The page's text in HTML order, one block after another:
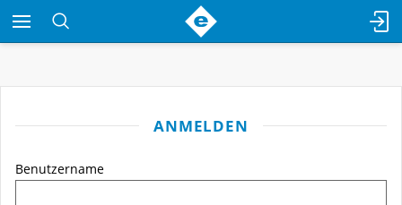
ANMELDEN
Benutzername